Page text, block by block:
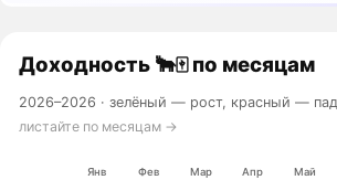
Доходность 🐂🀄️по месяцам
2026–2026 ·зелёный — рост, красный —
листайте по месяцам →
Янв Фев Мар Апр Май